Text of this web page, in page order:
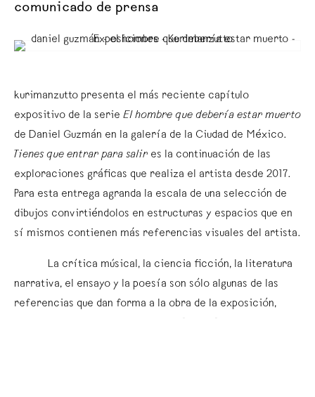
comunicado de prensa
kurimanzutto presenta el más reciente capítulo
expositivo de la serie El hombre que debería estar muerto
de Daniel Guzmán en la galería de la Ciudad de México.
Tienes que entrar para salir es la continuación de las
exploraciones gráficas que realiza el artista desde 2017.
Para esta entrega agranda la escala de una selección de
dibujos convirtiéndolos en estructuras y espacios que en
sí mismos contienen más referencias visuales del artista.
La crítica músical, la ciencia ficción, la literatura
narrativa, el ensayo y la poesía son sólo algunas de las
referencias que dan forma a la obra de la exposición,